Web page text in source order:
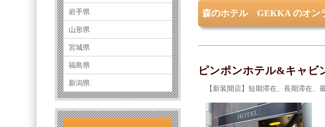
森のホテル GEKKA のオン
ピンポンホテル&キャビ
【新装開店】短期滞在、長期滞在、
岩手県
山形県
宮城県
福島県
新潟県